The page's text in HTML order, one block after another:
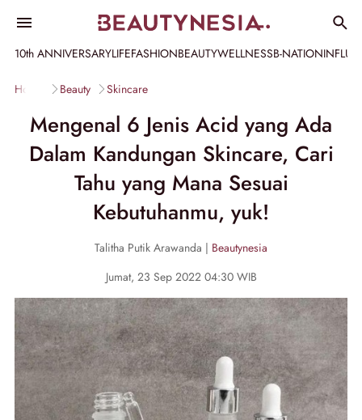
10th ANNIVERSARYLIFEFASHIONBEAUTYWELLNESSB-NATION
Home Beauty Skincare
Mengenal 6 Jenis Acid yang Ada
Dalam Kandungan Skincare, Cari
Tahu yang Mana Sesuai
Kebutuhanmu, yuk!
Talitha Putik Arawanda | Beautynesia
Jumat, 23 Sep 2022 04:30 WIB